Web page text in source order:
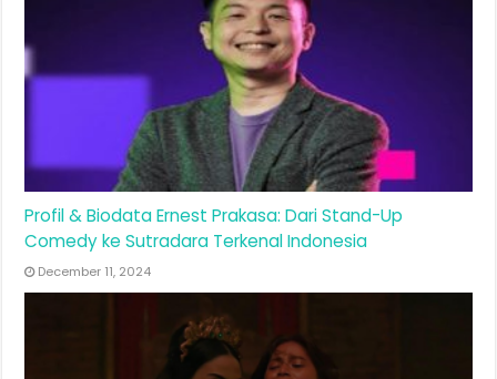
Profil & Biodata Ernest Prakasa: Dari Stand-Up
Comedy ke Sutradara Terkenal Indonesia
December 11, 2024